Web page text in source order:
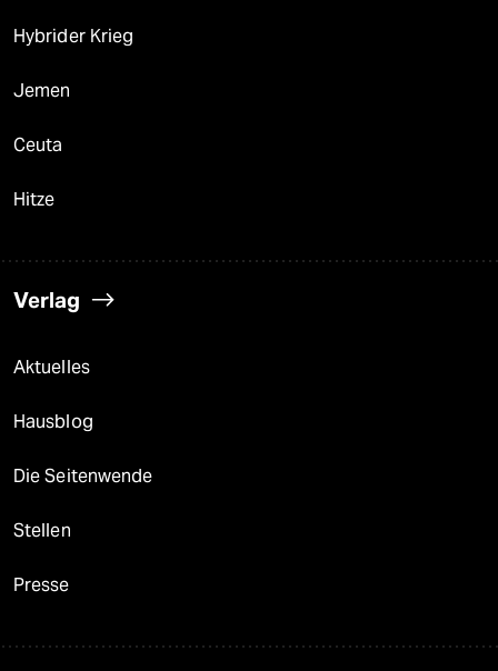
Hybrider Krieg
Jemen
Ceuta
Hitze
Verlag
Aktuelles
Hausblog
Die Seitenwende
Stellen
Presse